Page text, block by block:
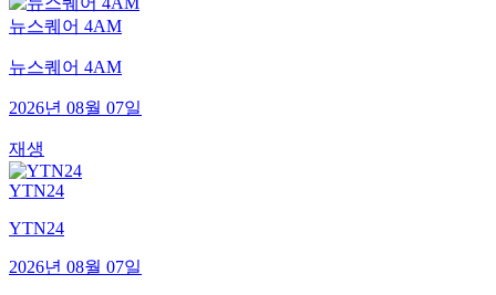
뉴스퀘어 4AM
뉴스퀘어 4AM
2026년 08월 07일
재생
YTN24
YTN24
2026년 08월 07일